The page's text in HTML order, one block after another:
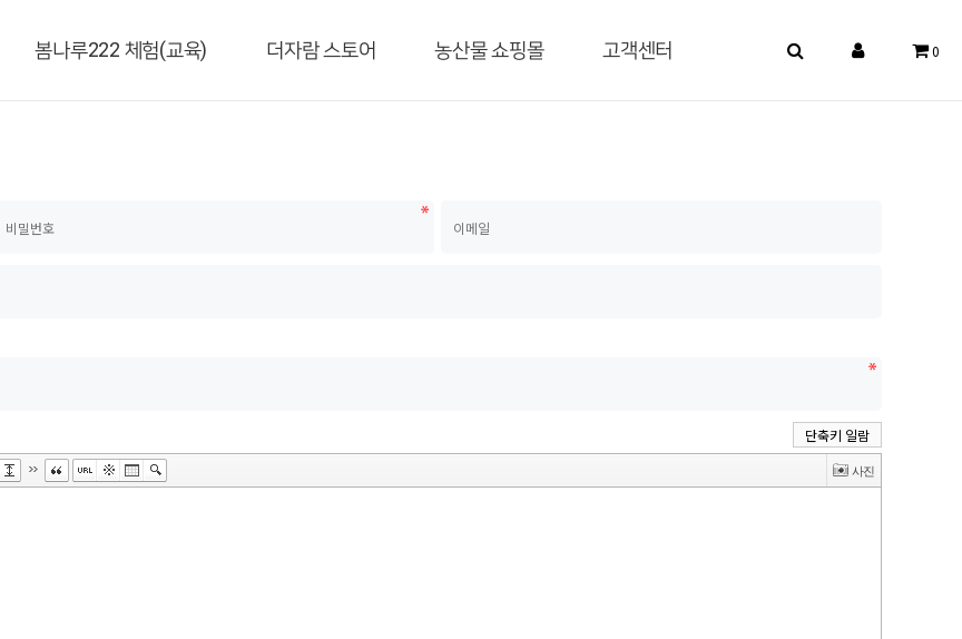
봄나루222 체험(교육) 더자람 스토어 농산물 쇼핑몰 고객센터 0
단축키 일람